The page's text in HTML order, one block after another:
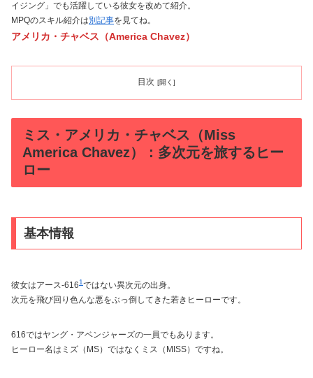
イジング」でも活躍している彼女を改めて紹介。
MPQのスキル紹介は別記事を見てね。
アメリカ・チャベス（America Chavez）
目次
ミス・アメリカ・チャベス（Miss
America Chavez）：多次元を旅するヒー
ロー
基本情報
彼女はアース-6161ではない異次元の出身。
次元を飛び回り色んな悪をぶっ倒してきた若きヒーローです。
616ではヤング・アベンジャーズの一員でもあります。
ヒーロー名はミズ（MS）ではなくミス（MISS）ですね。